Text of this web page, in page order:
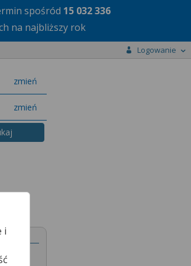
spośród 15 032 336
na najbliższy rok
Logowanie
zmień
miasto
zmień
specjalizację
i